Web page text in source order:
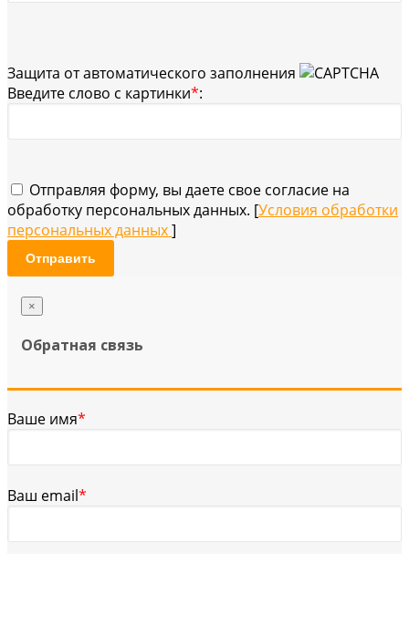
Защита от автоматического заполнения
Введите слово с картинки*:
Отправляя форму, вы даете свое согласие на
обработку персональных данных. [Условия обработки
персональных данных]
Отправить
×
Обратная связь
Ваше имя*
Ваш email*